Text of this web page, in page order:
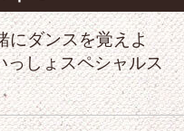
にダンスを覚えよ
っしょスペシャルス